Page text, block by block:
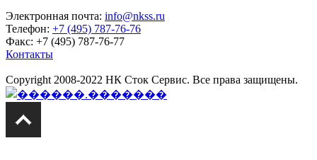
Электронная почта: info@nkss.ru
Телефон: +7 (495) 787-76-76
Факс: +7 (495) 787-76-77
Контакты
Copyright 2008-2022 НК Сток Сервис. Все права защищены.